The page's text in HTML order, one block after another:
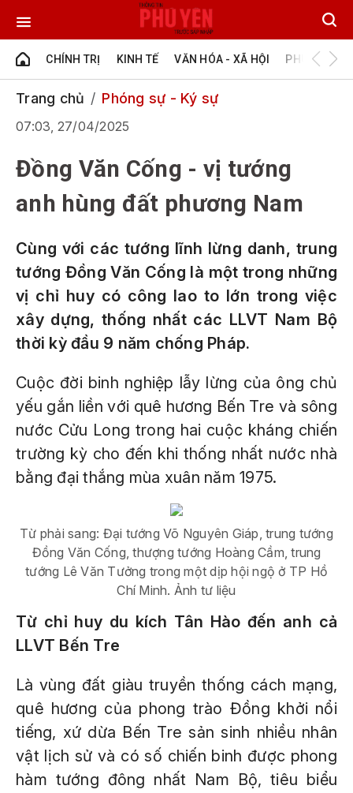
CHÍNH TRỊ KINH TẾ VĂN HÓA - XÃ HỘI PHÚ YÊN -
Trang chủ Phóng sự - Ký sự
07:03, 27/04/2025
Đồng Văn Cống - vị tướng
anh hùng đất phương Nam
Cùng với các tướng lĩnh lừng danh, trung
tướng Đồng Văn Cống là một trong những
vị chỉ huy có công lao to lớn trong việc
xây dựng, thống nhất các LLVT Nam Bộ
thời kỳ đầu 9 năm chống Pháp.
Cuộc đời binh nghiệp lẫy lừng của ông chủ
yếu gắn liền với quê hương Bến Tre và sông
nước Cửu Long trong hai cuộc kháng chiến
trường kỳ cho đến khi thống nhất nước nhà
bằng đại thắng mùa xuân năm 1975.
Từ phải sang: Đại tướng Võ Nguyên Giáp, trung tướng
Đồng Văn Cống, thượng tướng Hoàng Cầm, trung
tướng Lê Văn Tưởng trong một dịp hội ngộ ở TP Hồ
Chí Minh. Ảnh tư liệu
Từ chỉ huy du kích Tân Hào đến anh cả
LLVT Bến Tre
Là vùng đất giàu truyền thống cách mạng,
quê hương của phong trào Đồng khởi nổi
tiếng, xứ dừa Bến Tre sản sinh nhiều nhân
vật lịch sử và có số chiến binh được phong
hàm tướng đông nhất Nam Bộ, tiêu biểu